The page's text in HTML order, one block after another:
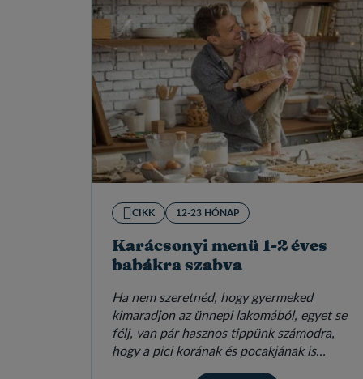
CIKK 12-23 HÓNAP
Karácsonyi menü 1-2 éves
babákra szabva
Ha nem szeretnéd, hogy gyermeked
kimaradjon az ünnepi lakomából, egyet se
félj, van pár hasznos tippünk számodra,
hogy a pici korának és pocakjának is
megfelelő finomságok legyenek az ünnepi as